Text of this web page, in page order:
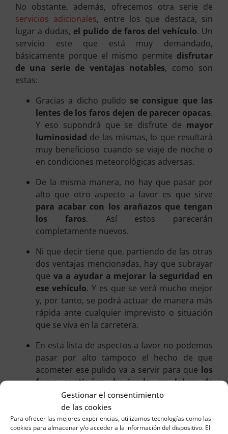
Gestionar el consentimiento
de las cookies
Para ofrecer las mejores experiencias, utilizamos tecnologías como las
cookies para almacenar y/o acceder a la información del dispositivo. El
No obstante, además, ofrecemos otra serie de
servicios adicionales, entre los que destaca, sin
lugar a dudas, el pulido de faros del vehículo. Un
servicio este que está muy demandado,
básicamente porque el mismo permite disfrutar
de una serie de ventajas notables, como son
estas:
Gracias a dicho pulido se consigue que las
lentes de los faros dejen de parecer opacas.
Y eso supondrá que se disfrute de mayor
luminosidad de las mismas, lo que resultará
muy beneficioso cuando se viaje de noche o
en condiciones meteorológicas adversas.
De la misma manera, no hay que pasar por
alto que otro aspecto a favor es que sirve
para acabar con los arañazos que tengan
los faros. Así estos parecerán
completamente nuevos.
Ni que decir tiene que, partiendo de las otras
dos ventajas mencionadas, hay que subrayar
que va a ayudar a mejorar la seguridad en
ese vehículo. Y es que se verá mucho mejor
y, por tanto, se podrá actuar de manera más
rápida ante cualquier imprevisto o situación
que se viva en la carretera.
En esta lista de aspectos a favor no podemos
pasar por alto tampoco el hecho de que
acometer ese pulido va a servir para que los
faros continúen haciendo su labor de
manera perfecta. Es decir, para que su
rendimiento sea el más adecuado.
Por supuesto, no hay que pasar por alto que